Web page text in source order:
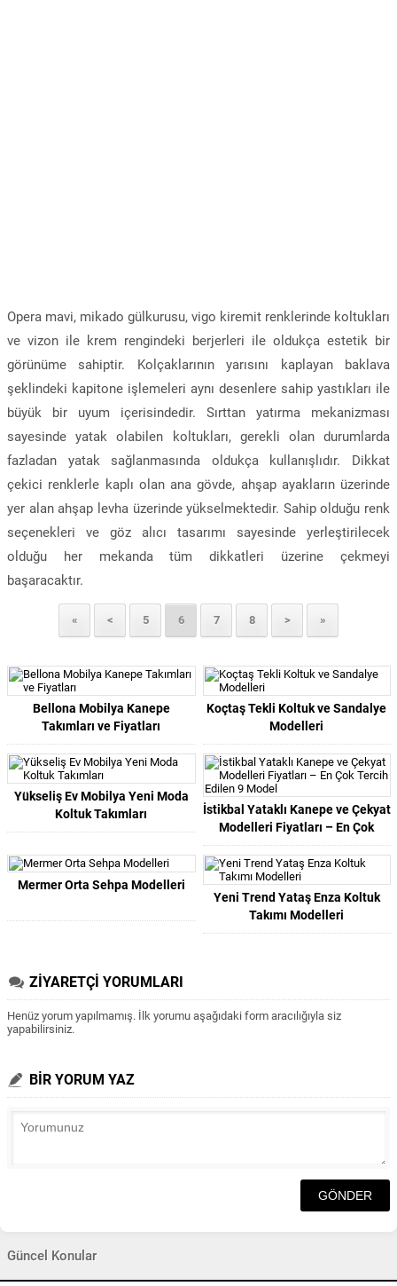
Opera mavi, mikado gülkurusu, vigo kiremit renklerinde koltukları
ve vizon ile krem rengindeki berjerleri ile oldukça estetik bir
görünüme sahiptir. Kolçaklarının yarısını kaplayan baklava
şeklindeki kapitone işlemeleri aynı desenlere sahip yastıkları ile
büyük bir uyum içerisindedir. Sırttan yatırma mekanizması
sayesinde yatak olabilen koltukları, gerekli olan durumlarda
fazladan yatak sağlanmasında oldukça kullanışlıdır. Dikkat
çekici renklerle kaplı olan ana gövde, ahşap ayakların üzerinde
yer alan ahşap levha üzerinde yükselmektedir. Sahip olduğu renk
seçenekleri ve göz alıcı tasarımı sayesinde yerleştirilecek
olduğu her mekanda tüm dikkatleri üzerine çekmeyi
başaracaktır.
« < 5 6 7 8 > »
Bellona Mobilya Kanepe
Takımları ve Fiyatları
Koçtaş Tekli Koltuk ve Sandalye
Modelleri
Yükseliş Ev Mobilya Yeni Moda
Koltuk Takımları
İstikbal Yataklı Kanepe ve Çekyat
Modelleri Fiyatları – En Çok
Tercih Edilen 9 Model
Mermer Orta Sehpa Modelleri
Yeni Trend Yataş Enza Koltuk
Takımı Modelleri
ZİYARETÇİ YORUMLARI
Henüz yorum yapılmamış. İlk yorumu aşağıdaki form aracılığıyla siz
yapabilirsiniz.
BİR YORUM YAZ
Güncel Konular